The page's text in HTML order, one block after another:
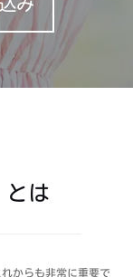
み
とは
からも非常に重要で